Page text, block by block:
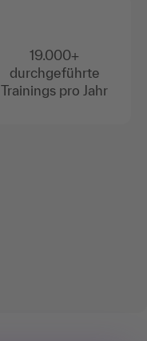
19.000+
durchgeführte
Trainings pro Jahr